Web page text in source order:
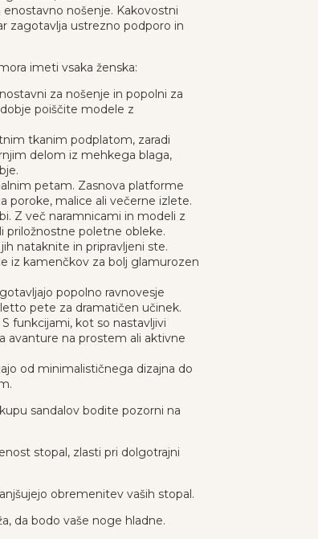
nošenje. Kakovostni
zagotavlja ustrezno podporo in
imeti vsaka ženska:
za nošenje in popolni za
poiščite modele z
tkanim podplatom, zaradi
delom iz mehkega blaga,
petam. Zasnova platforme
poroke, malice ali večerne izlete.
Z več naramnicami in modeli z
priložnostne poletne obleke.
nataknite in pripravljeni ste.
iz kamenčkov za bolj glamurozen
popolno ravnovesje
pete za dramatičen učinek.
funkcijami, kot so nastavljivi
avanture na prostem ali aktivne
od minimalističnega dizajna do
sandalov bodite pozorni na
stopal, zlasti pri dolgotrajni
obremenitev vaših stopal.
da bodo vaše noge hladne.